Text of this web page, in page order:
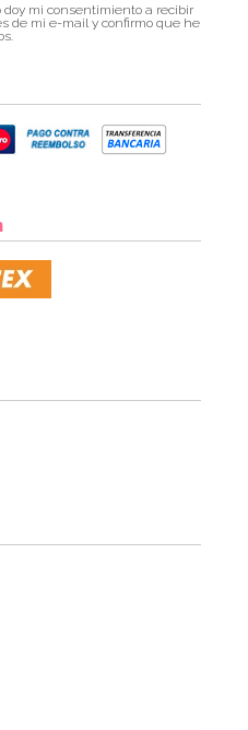
doy mi consentimiento a recibir
de mi e-mail y confirmo que he